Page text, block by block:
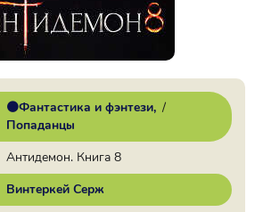
🟠Фантастика и фэнтези /
Попаданцы
Антидемон. Книга 8
Винтеркей Серж